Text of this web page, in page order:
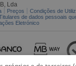
Lda
Preços Condições de
de dados pessoais
Eletrónico